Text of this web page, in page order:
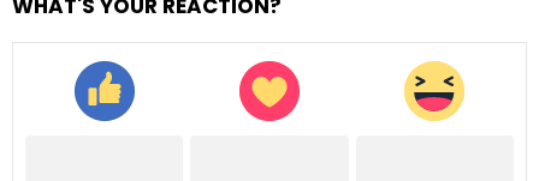
WHAT'S YOUR REACTION?